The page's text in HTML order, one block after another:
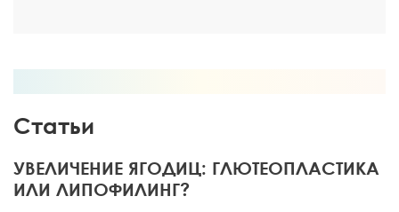
Статьи
УВЕЛИЧЕНИЕ ЯГОДИЦ: ГЛЮТЕОПЛАСТИКА
ИЛИ ЛИПОФИЛИНГ?